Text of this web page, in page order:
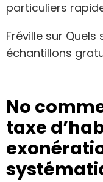
particuliers
Fréville sur Quels
échantillons
No
taxe